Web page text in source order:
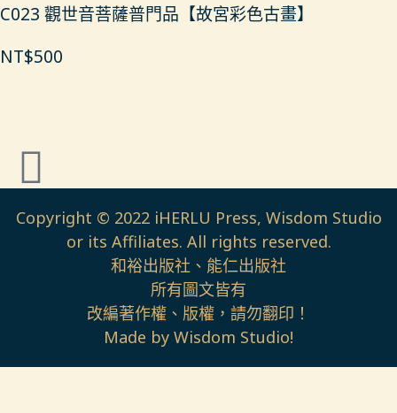
C023 觀世音菩薩普門品【故宮彩色古畫】
NT$500
Copyright © 2022 iHERLU Press, Wisdom Studio
or its Affiliates. All rights reserved.
和裕出版社、能仁出版社
所有圖文皆有
改編著作權、版權，請勿翻印！
Made by Wisdom Studio!